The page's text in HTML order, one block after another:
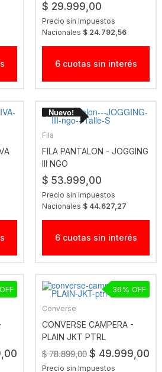
$ 29.999,00
Precio sin Impuestos
Nacionales $ 24.792,56
6 cuotas sin interés
Fila
FILA PANTALON - JOGGING
III NGO
$ 53.999,00
Precio sin Impuestos
Nacionales $ 44.627,27
6 cuotas sin interés
Converse
CONVERSE CAMPERA -
PLAIN JKT PTRL
$ 78.899,00 $ 49.999,00
Precio sin Impuestos
36